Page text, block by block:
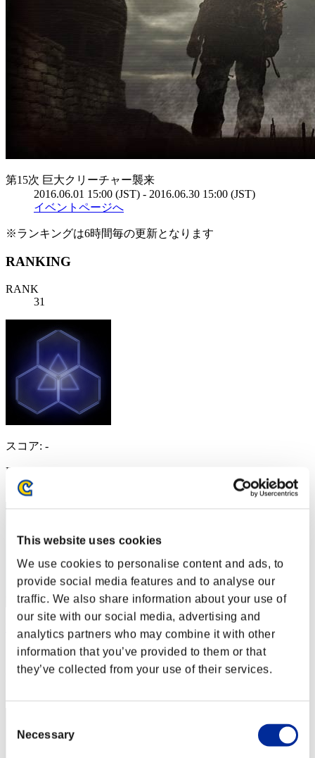
This website uses cookies
We use cookies to personalise content and ads, to
provide social media features and to analyse our
traffic. We also share information about your use of
our site with our social media, advertising and
analytics partners who may combine it with other
information that you’ve provided to them or that
they’ve collected from your use of their services.
Selection
Necessary
第15次 巨大クリーチャー襲来
2016.06.01 15:00 (JST) - 2016.06.30 15:00 (JST)
イベントページへ
※ランキングは6時間毎の更新となります
RANKING
RANK
31
スコア: -
RANK
DUKE-SPEED
スコア:38043188
RANK